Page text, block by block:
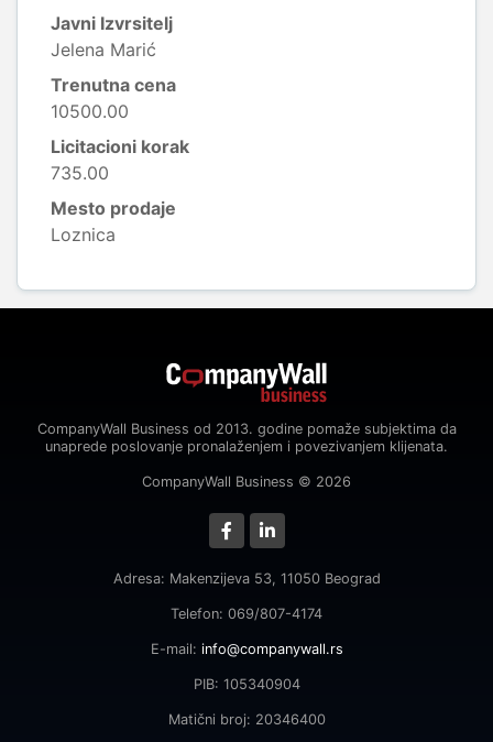
Javni Izvrsitelj
Jelena Marić
Trenutna cena
10500.00
Licitacioni korak
735.00
Mesto prodaje
Loznica
CompanyWall Business od 2013. godine pomaže subjektima da
unaprede poslovanje pronalaženjem i povezivanjem klijenata.
CompanyWall Business © 2026
Adresa: Makenzijeva 53, 11050 Beograd
Telefon: 069/807-4174
E-mail: info@companywall.rs
PIB: 105340904
Matični broj: 20346400